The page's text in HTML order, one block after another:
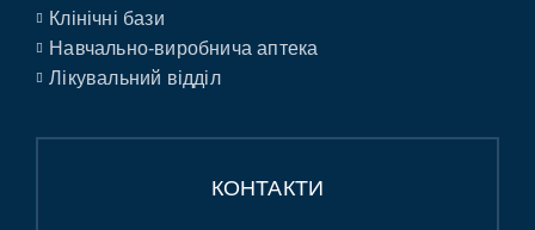
Клінічні бази
Навчально-виробнича аптека
Лікувальний відділ
КОНТАКТИ